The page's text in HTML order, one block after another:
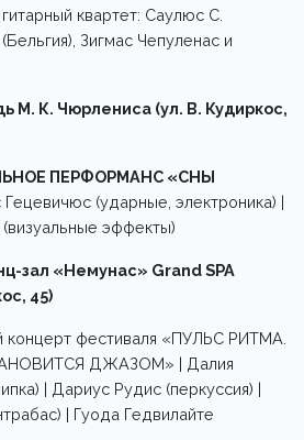
квартет: Саулюс С.
Зигмас Чепуленас и
М. К. Чюрлениса (ул. В. Кудиркос,
ПЕРФОРМАНС «СНЫ
Гецевичюс (ударные, электроника) |
эффекты)
зал «Немунас» Grand SPA
45)
концерт фестиваля «ПУЛЬС РИТМА.
ДЖАЗОМ» | Далия
| Дариус Рудис (перкуссия) |
| Гуода Гедвилайте